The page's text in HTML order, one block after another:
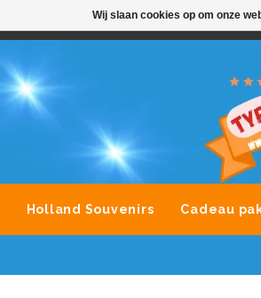
AVONDLEVERING
Holland Souvenirs Cadeau
Wij slaan cookies op om onze